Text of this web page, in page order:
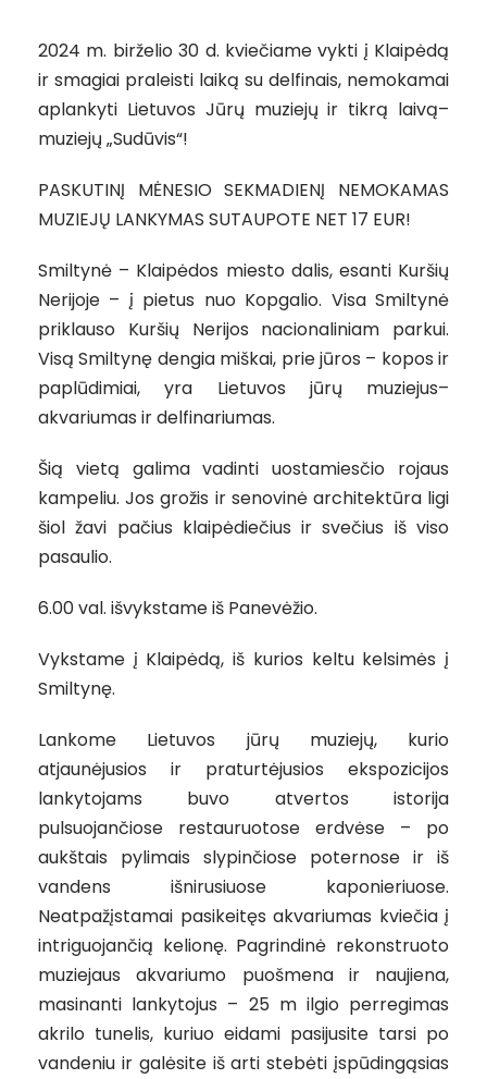
2024 m. birželio 30 d. kviečiame vykti į Klaipėdą
ir smagiai praleisti laiką su delfinais, nemokamai
aplankyti Lietuvos Jūrų muziejų ir tikrą laivą–
muziejų „Sudūvis“!
PASKUTINĮ MĖNESIO SEKMADIENĮ NEMOKAMAS
MUZIEJŲ LANKYMAS SUTAUPOTE NET 17 EUR!
Smiltynė – Klaipėdos miesto dalis, esanti Kuršių
Nerijoje – į pietus nuo Kopgalio. Visa Smiltynė
priklauso Kuršių Nerijos nacionaliniam parkui.
Visą Smiltynę dengia miškai, prie jūros – kopos ir
paplūdimiai, yra Lietuvos jūrų muziejus–
akvariumas ir delfinariumas.
Šią vietą galima vadinti uostamiesčio rojaus
kampeliu. Jos grožis ir senovinė architektūra ligi
šiol žavi pačius klaipėdiečius ir svečius iš viso
pasaulio.
6.00 val. išvykstame iš Panevėžio.
Vykstame į Klaipėdą, iš kurios keltu kelsimės į
Smiltynę.
Lankome Lietuvos jūrų muziejų, kurio
atjaunėjusios ir praturtėjusios ekspozicijos
lankytojams buvo atvertos istorija
pulsuojančiose restauruotose erdvėse – po
aukštais pylimais slypinčiose poternose ir iš
vandens išnirusiuose kaponieriuose.
Neatpažįstamai pasikeitęs akvariumas kviečia į
intriguojančią kelionę. Pagrindinė rekonstruoto
muziejaus akvariumo puošmena ir naujiena,
masinanti lankytojus – 25 m ilgio perregimas
akrilo tunelis, kuriuo eidami pasijusite tarsi po
vandeniu ir galėsite iš arti stebėti įspūdingąsias